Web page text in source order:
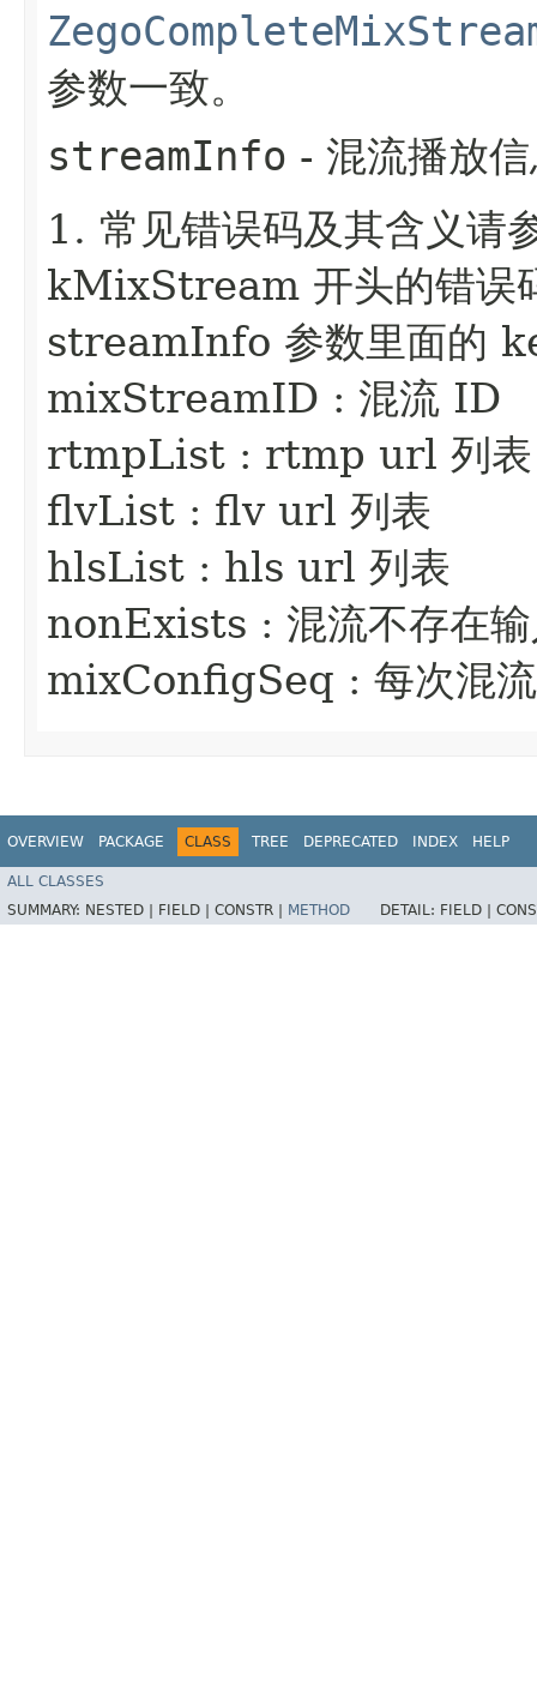
参数一致。
streamInfo - 混流播放
1. 常见错误码及其含义请
kMixStream 开头的错误
streamInfo 参数里面的
mixStreamID : 混流 ID
rtmpList : rtmp url 列表
flvList : flv url 列表
hlsList : hls url 列表
nonExists : 混流不存在输
mixConfigSeq : 每次混
OVERVIEW PACKAGE CLASS TREE DEPRECATED INDEX HELP
ALL CLASSES
SUMMARY: NESTED | FIELD | CONSTR | METHOD DETAIL: FIELD |